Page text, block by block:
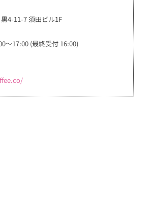
）
区目黒4-11-7 須田ビル1F
～17:00 (最終受付 16:00)